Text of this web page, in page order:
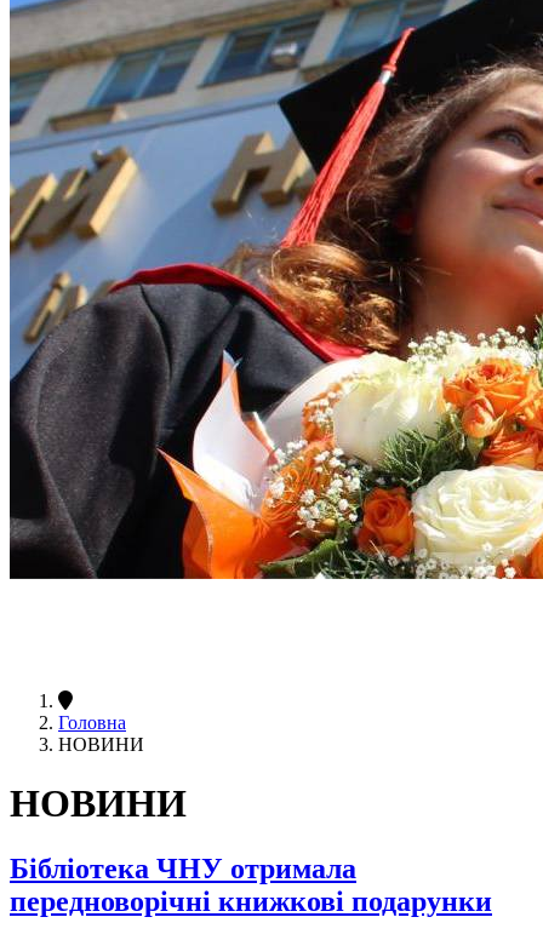
Головна
НОВИНИ
НОВИНИ
Бібліотека ЧНУ отримала
передноворічні книжкові подарунки